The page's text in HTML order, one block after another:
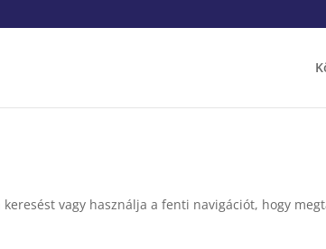
vagy használja a fenti navigációt, hogy